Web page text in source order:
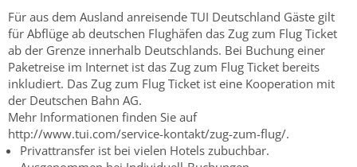
Für aus dem Ausland anreisende TUI Deutschland Gäste gilt
für Abflüge ab deutschen Flughäfen das Zug zum Flug Ticket
ab der Grenze innerhalb Deutschlands. Bei Buchung einer
Paketreise im Internet ist das Zug zum Flug Ticket bereits
inkludiert. Das Zug zum Flug Ticket ist eine Kooperation mit
der Deutschen Bahn AG.
Mehr Informationen finden Sie auf
http://www.tui.com/service-kontakt/zug-zum-flug/.
Privattransfer ist bei vielen Hotels zubuchbar.